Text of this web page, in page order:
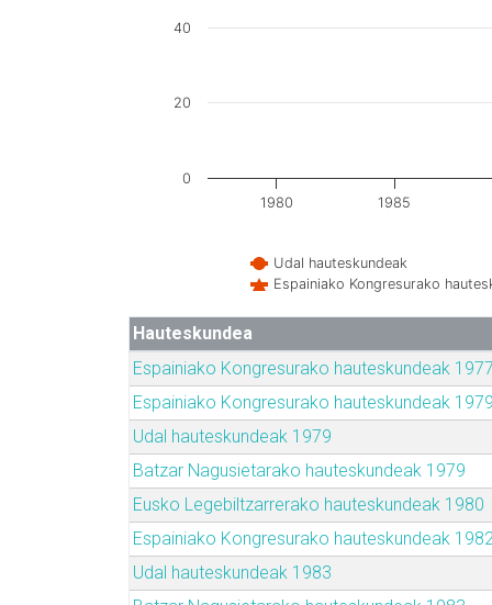
Udal hauteskundeak
Espainiako Kongresurako
1980 1985
0
20
40
Hauteskundea
Espainiako Kongresurako hauteskundeak 1977
Espainiako Kongresurako hauteskundeak 1979
Udal hauteskundeak 1979
Batzar Nagusietarako hauteskundeak 1979
Eusko Legebiltzarrerako hauteskundeak 1980
Espainiako Kongresurako hauteskundeak
Udal hauteskundeak 1983